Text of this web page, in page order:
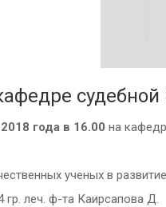
года в 16.00 на
ученых в
гр. леч. ф-та Каирсапова Д.